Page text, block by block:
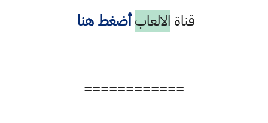
قناة الالعاب أضغط هنا
============